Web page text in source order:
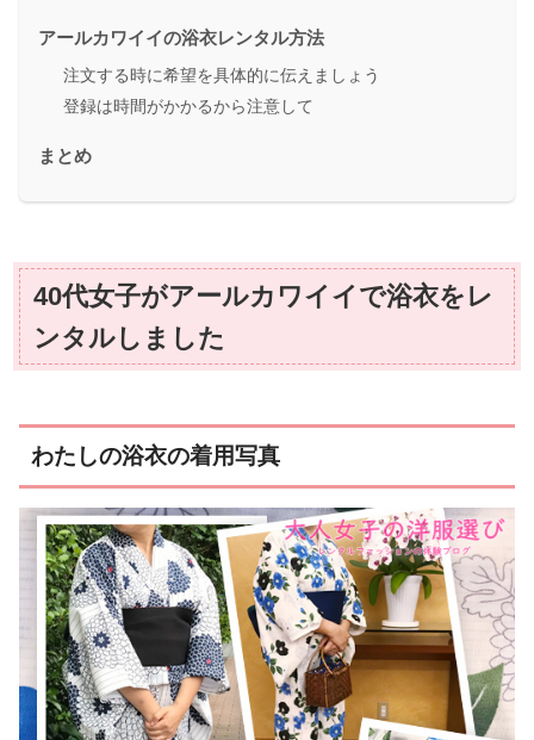
アールカワイイの浴衣レンタル方法
注文する時に希望を具体的に伝えましょう
登録は時間がかかるから注意して
まとめ
40代女子がアールカワイイで浴衣をレ
ンタルしました
わたしの浴衣の着用写真